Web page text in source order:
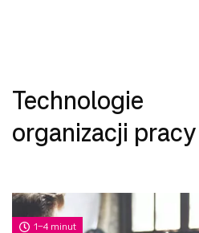
Technologie
organizacji pracy
1-4 minut